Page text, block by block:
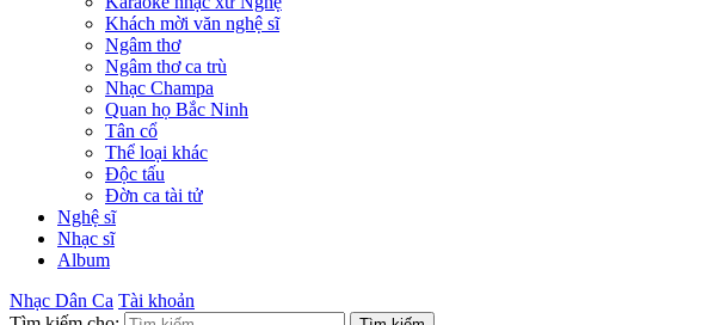
Khách mời văn nghệ sĩ
Ngâm thơ
Ngâm thơ ca trù
Nhạc Champa
Quan họ Bắc Ninh
Tân cổ
Thể loại khác
Độc tấu
Đờn ca tài tử
Nghệ sĩ
Nhạc sĩ
Album
Nhạc Dân Ca Tài khoản